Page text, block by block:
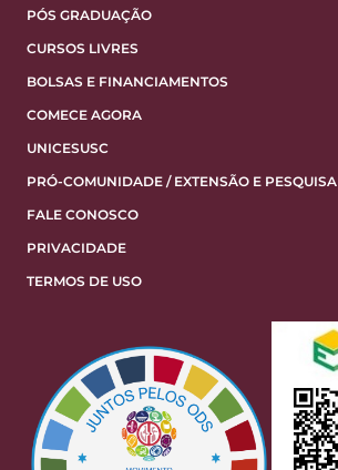
PÓS GRADUAÇÃO
CURSOS LIVRES
BOLSAS E FINANCIAMENTOS
COMECE AGORA
UNICESUSC
PRÓ-COMUNIDADE / EXTENSÃO E PESQUISA
FALE CONOSCO
PRIVACIDADE
TERMOS DE USO